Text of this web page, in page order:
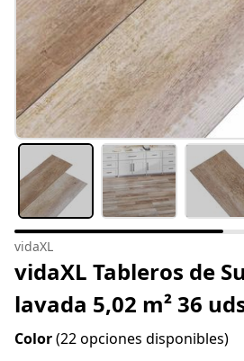
vidaXL
vidaXL Tableros de
lavada 5,02 m² 36
Color(22 opciones disponibles)